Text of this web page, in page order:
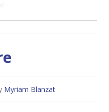
Myriam Blanzat